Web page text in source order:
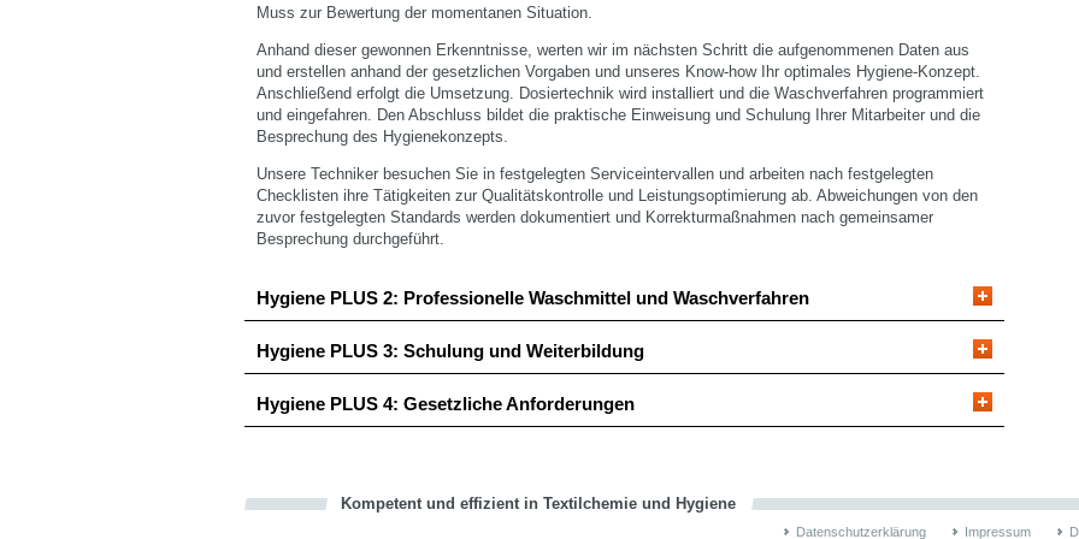
Muss zur Bewertung der momentanen Situation.
Anhand dieser gewonnen Erkenntnisse, werten wir im nächsten Schritt die aufgenommenen Daten aus
und erstellen anhand der gesetzlichen Vorgaben und unseres Know-how Ihr optimales Hygiene-Konzept.
Anschließend erfolgt die Umsetzung. Dosiertechnik wird installiert und die Waschverfahren programmiert
und eingefahren. Den Abschluss bildet die praktische Einweisung und Schulung Ihrer Mitarbeiter und die
Besprechung des Hygienekonzepts.
Unsere Techniker besuchen Sie in festgelegten Serviceintervallen und arbeiten nach festgelegten
Checklisten ihre Tätigkeiten zur Qualitätskontrolle und Leistungsoptimierung ab. Abweichungen von den
zuvor festgelegten Standards werden dokumentiert und Korrekturmaßnahmen nach gemeinsamer
Besprechung durchgeführt.
Hygiene PLUS 2: Professionelle Waschmittel und Waschverfahren
Hygiene PLUS 3: Schulung und Weiterbildung
Hygiene PLUS 4: Gesetzliche Anforderungen
Kompetent und effizient in Textilchemie und Hygiene
Datenschutzerklärung Impressum